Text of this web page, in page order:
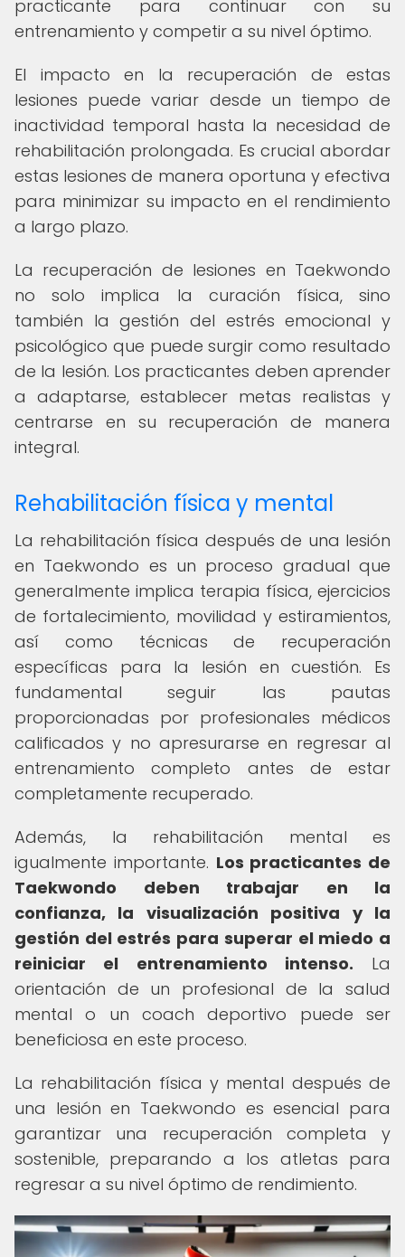
practicante para continuar con su
entrenamiento y competir a su nivel óptimo.
El impacto en la recuperación de estas
lesiones puede variar desde un tiempo de
inactividad temporal hasta la necesidad de
rehabilitación prolongada. Es crucial abordar
estas lesiones de manera oportuna y efectiva
para minimizar su impacto en el rendimiento
a largo plazo.
La recuperación de lesiones en Taekwondo
no solo implica la curación física, sino
también la gestión del estrés emocional y
psicológico que puede surgir como resultado
de la lesión. Los practicantes deben aprender
a adaptarse, establecer metas realistas y
centrarse en su recuperación de manera
integral.
Rehabilitación física y mental
La rehabilitación física después de una lesión
en Taekwondo es un proceso gradual que
generalmente implica terapia física, ejercicios
de fortalecimiento, movilidad y estiramientos,
así como técnicas de recuperación
específicas para la lesión en cuestión. Es
fundamental seguir las pautas
proporcionadas por profesionales médicos
calificados y no apresurarse en regresar al
entrenamiento completo antes de estar
completamente recuperado.
Además, la rehabilitación mental es
igualmente importante. Los practicantes de
Taekwondo deben trabajar en la
confianza, la visualización positiva y la
gestión del estrés para superar el miedo a
reiniciar el entrenamiento intenso. La
orientación de un profesional de la salud
mental o un coach deportivo puede ser
beneficiosa en este proceso.
La rehabilitación física y mental después de
una lesión en Taekwondo es esencial para
garantizar una recuperación completa y
sostenible, preparando a los atletas para
regresar a su nivel óptimo de rendimiento.